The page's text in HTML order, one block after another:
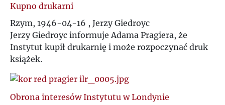
Kupno drukarni
Rzym, 1946-04-16 , Jerzy Giedroyc
Jerzy Giedroyc informuje Adama Pragiera, że
Instytut kupił drukarnię i może rozpoczynać druk
książek.
Obrona interesów Instytutu w Londynie